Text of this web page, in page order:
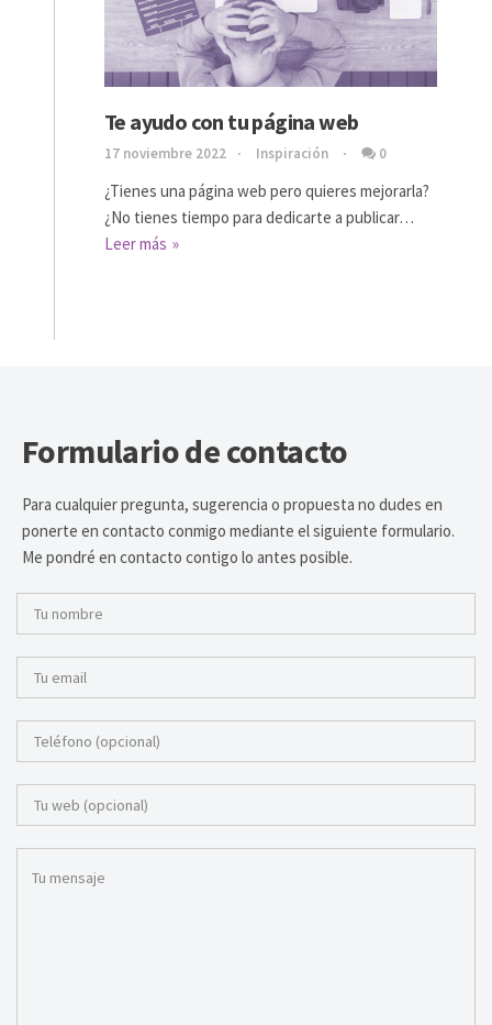
Te ayudo con tu página web
17 noviembre 2022 Inspiración 0
¿Tienes una página web pero quieres mejorarla?
¿No tienes tiempo para dedicarte a publicar…
Leer más
Formulario de contacto
Para cualquier pregunta, sugerencia o propuesta no dudes en
ponerte en contacto conmigo mediante el siguiente formulario.
Me pondré en contacto contigo lo antes posible.